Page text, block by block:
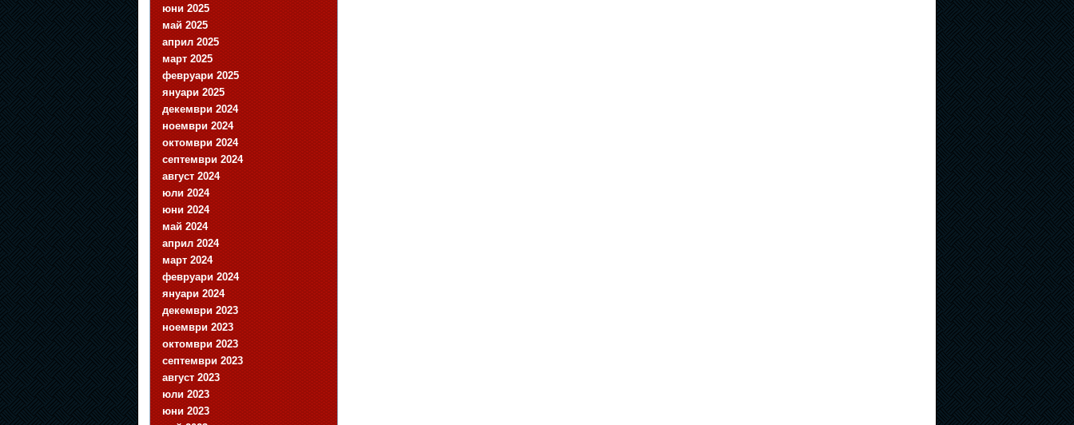
юни 2025
май 2025
април 2025
март 2025
февруари 2025
януари 2025
декември 2024
ноември 2024
октомври 2024
септември 2024
август 2024
юли 2024
юни 2024
май 2024
април 2024
март 2024
февруари 2024
януари 2024
декември 2023
ноември 2023
октомври 2023
септември 2023
август 2023
юли 2023
юни 2023